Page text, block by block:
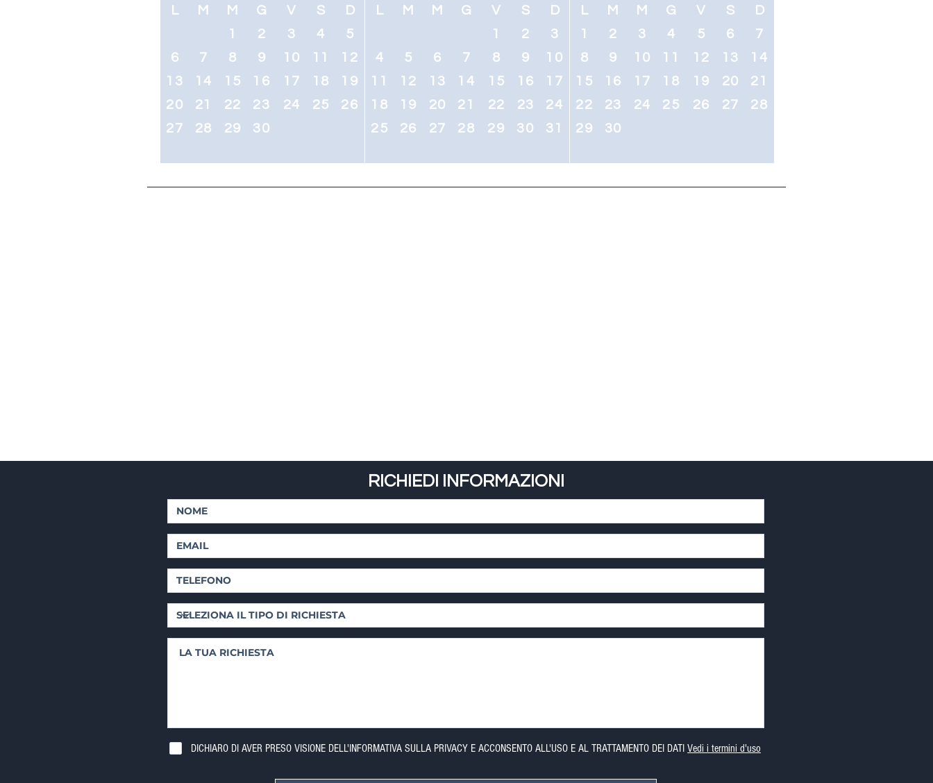
L M M G V S
D
1
2 3 4
5
6
7 8 9 10 11
12
13
14 15 16 17 18
19
20
21 22 23 24 25
26
27
28 29 30
L M M G V S
D
1
2
3
4
5 6 7 8 9
10
11
12 13 14 15 16
17
18
19 20 21 22 23
24
25
26 27 28 29 30 31
L M M G V S
D
1
2 3 4 5 6
7
8
9 10 11 12 13
14
15
16 17 18 19 20
21
22
23 24 25 26 27
28
29
30
RICHIEDI INFORMAZIONI
DICHIARO DI AVER PRESO VISIONE DELL'INFORMATIVA SULLA PRIVACY E ACCONSENTO ALL'USO E AL TRATTAMENTO DEI DATI Vedi i termini d'uso